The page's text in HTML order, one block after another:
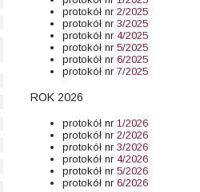
protokół nr 2/2025
protokół nr 3/2025
protokół nr 4/2025
protokół nr 5/2025
protokół nr 6/2025
protokół nr 7/2025
ROK 2026
protokół nr 1/2026
protokół nr 2/2026
protokół nr 3/2026
protokół nr 4/2026
protokół nr 5/2026
protokół nr 6/2026